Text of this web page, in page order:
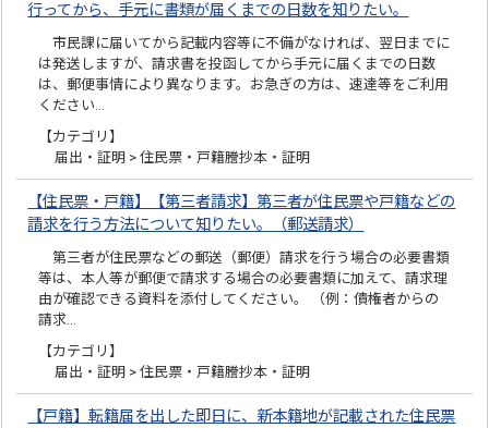
行ってから、手元に書類が届くまでの日数を知りたい。
市民課に届いてから記載内容等に不備がなければ、翌日までに
は発送しますが、請求書を投函してから手元に届くまでの日数
は、郵便事情により異なります。お急ぎの方は、速達等をご利用
ください…
【カテゴリ】
届出・証明 > 住民票・戸籍謄抄本・証明
【住民票・戸籍】【第三者請求】第三者が住民票や戸籍などの
請求を行う方法について知りたい。（郵送請求）
第三者が住民票などの郵送（郵便）請求を行う場合の必要書類
等は、本人等が郵便で請求する場合の必要書類に加えて、請求理
由が確認できる資料を添付してください。 （例：債権者からの
請求…
【カテゴリ】
届出・証明 > 住民票・戸籍謄抄本・証明
【戸籍】転籍届を出した即日に、新本籍地が記載された住民票